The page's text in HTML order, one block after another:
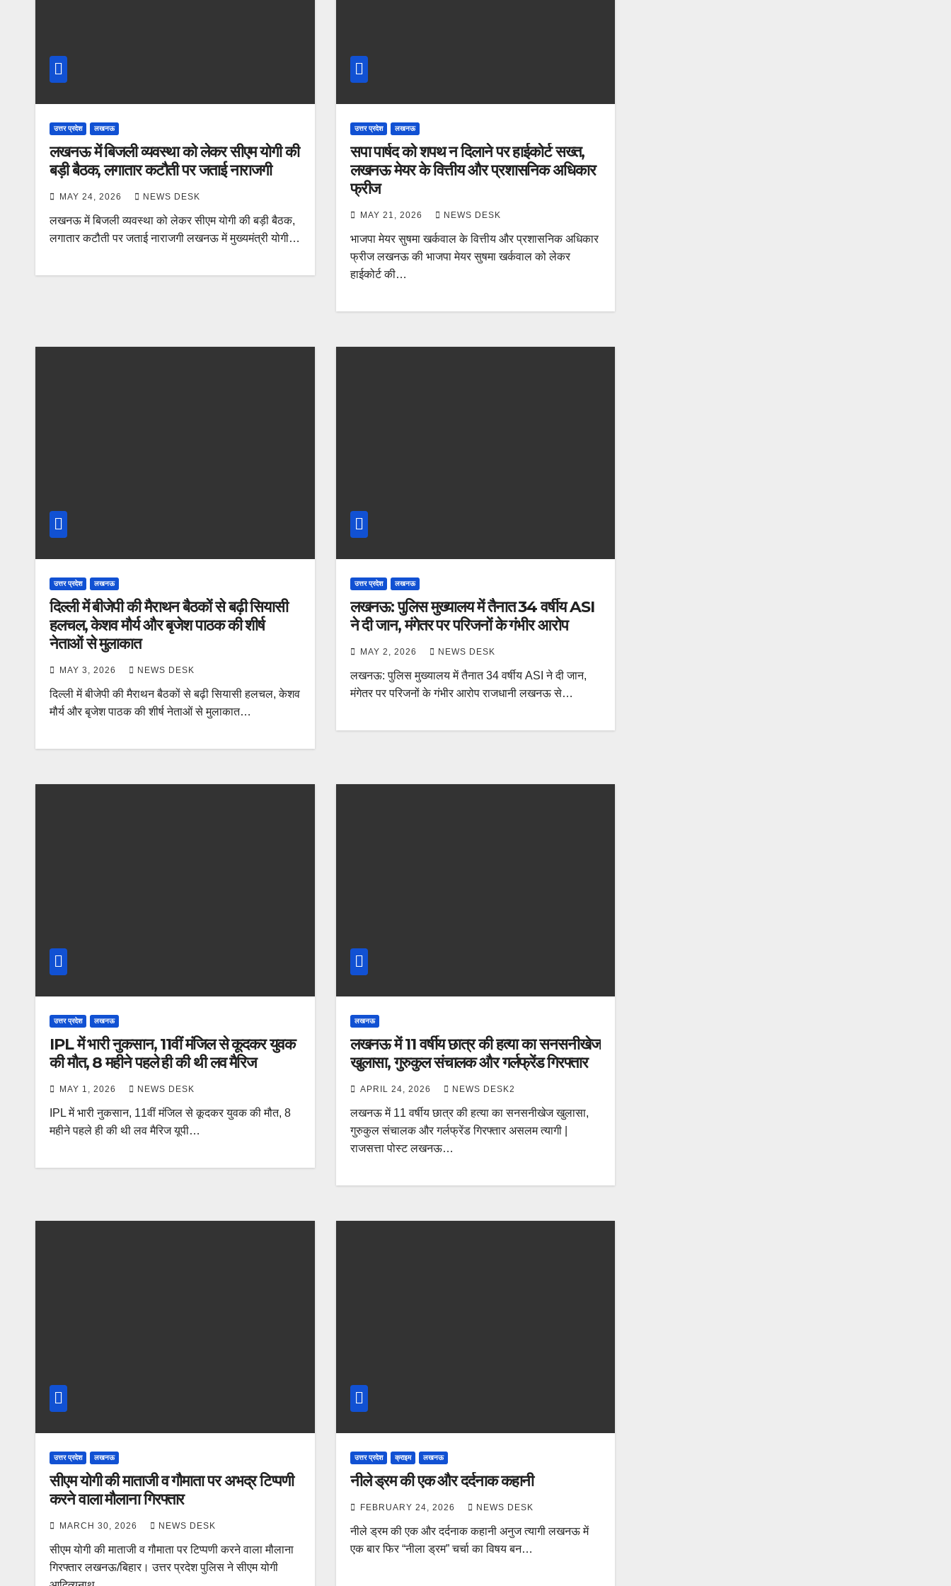
उत्तर प्रदेश लखनऊ
लखनऊ में बिजली व्यवस्था को लेकर सीएम योगी की
बड़ी बैठक, लगातार कटौती पर जताई नाराजगी
MAY 24, 2026 NEWS DESK
लखनऊ में बिजली व्यवस्था को लेकर सीएम योगी की बड़ी बैठक,
लगातार कटौती पर जताई नाराजगी लखनऊ में मुख्यमंत्री योगी…
उत्तर प्रदेश लखनऊ
सपा पार्षद को शपथ न दिलाने पर हाईकोर्ट सख्त,
लखनऊ मेयर के वित्तीय और प्रशासनिक अधिकार
फ्रीज
MAY 21, 2026 NEWS DESK
भाजपा मेयर सुषमा खर्कवाल के वित्तीय और प्रशासनिक अधिकार
फ्रीज लखनऊ की भाजपा मेयर सुषमा खर्कवाल को लेकर
हाईकोर्ट की…
उत्तर प्रदेश लखनऊ
दिल्ली में बीजेपी की मैराथन बैठकों से बढ़ी सियासी
हलचल, केशव मौर्य और बृजेश पाठक की शीर्ष
नेताओं से मुलाकात
MAY 3, 2026 NEWS DESK
दिल्ली में बीजेपी की मैराथन बैठकों से बढ़ी सियासी हलचल, केशव
मौर्य और बृजेश पाठक की शीर्ष नेताओं से मुलाकात…
उत्तर प्रदेश लखनऊ
लखनऊ: पुलिस मुख्यालय में तैनात 34 वर्षीय ASI
ने दी जान, मंगेतर पर परिजनों के गंभीर आरोप
MAY 2, 2026 NEWS DESK
लखनऊ: पुलिस मुख्यालय में तैनात 34 वर्षीय ASI ने दी जान,
मंगेतर पर परिजनों के गंभीर आरोप राजधानी लखनऊ से…
उत्तर प्रदेश लखनऊ
IPL में भारी नुकसान, 11वीं मंजिल से कूदकर युवक
की मौत, 8 महीने पहले ही की थी लव मैरिज
MAY 1, 2026 NEWS DESK
IPL में भारी नुकसान, 11वीं मंजिल से कूदकर युवक की मौत, 8
महीने पहले ही की थी लव मैरिज यूपी…
लखनऊ
लखनऊ में 11 वर्षीय छात्र की हत्या का सनसनीखेज
खुलासा, गुरुकुल संचालक और गर्लफ्रेंड गिरफ्तार
APRIL 24, 2026 NEWS DESK2
लखनऊ में 11 वर्षीय छात्र की हत्या का सनसनीखेज खुलासा,
गुरुकुल संचालक और गर्लफ्रेंड गिरफ्तार असलम त्यागी |
राजसत्ता पोस्ट लखनऊ…
उत्तर प्रदेश लखनऊ
सीएम योगी की माताजी व गौमाता पर अभद्र टिप्पणी
करने वाला मौलाना गिरफ्तार
MARCH 30, 2026 NEWS DESK
सीएम योगी की माताजी व गौमाता पर टिप्पणी करने वाला मौलाना
गिरफ्तार लखनऊ/बिहार। उत्तर प्रदेश पुलिस ने सीएम योगी
उत्तर प्रदेश क्राइम लखनऊ
नीले ड्रम की एक और दर्दनाक कहानी
FEBRUARY 24, 2026 NEWS DESK
नीले ड्रम की एक और दर्दनाक कहानी अनुज त्यागी लखनऊ में
एक बार फिर “नीला ड्रम” चर्चा का विषय बन…